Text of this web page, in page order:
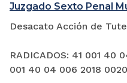
Juzgado Sexto Penal
Desacato Acción de
RADICADOS: 41 001 40
001 40 04 006 2018